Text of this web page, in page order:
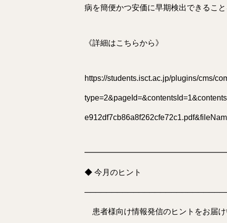
病を簡便かつ安価に早期検出できるこ
《詳細はこちらから》
https://students.isct.ac.jp/plugins/cms/
◆ 今月のヒント
患者様向け情報発信のヒントをお届け